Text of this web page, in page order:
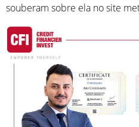
souberam sobre ela no site